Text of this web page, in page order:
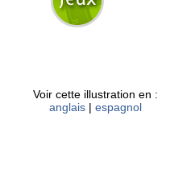
Voir cette illustration en :
anglais | espagnol